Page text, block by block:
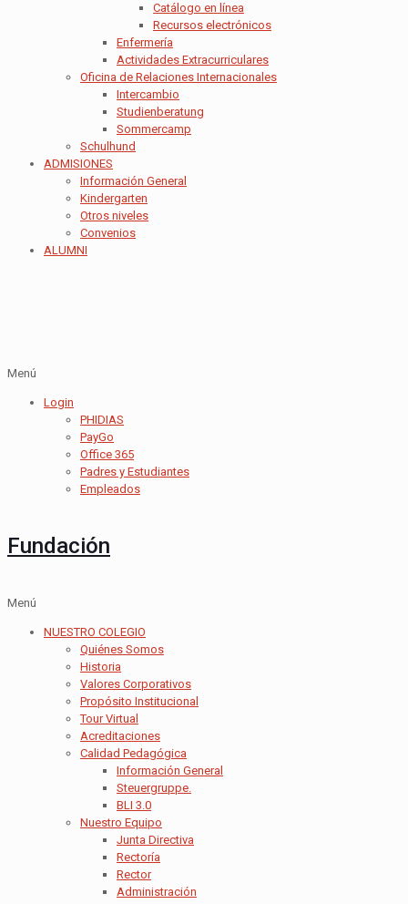
Catálogo en línea
Recursos electrónicos
Enfermería
Actividades Extracurriculares
Oficina de Relaciones Internacionales
Intercambio
Studienberatung
Sommercamp
Schulhund
ADMISIONES
Información General
Kindergarten
Otros niveles
Convenios
ALUMNI
Menú
Login
PHIDIAS
PayGo
Office 365
Padres y Estudiantes
Empleados
Fundación
Menú
NUESTRO COLEGIO
Quiénes Somos
Historia
Valores Corporativos
Propósito Institucional
Tour Virtual
Acreditaciones
Calidad Pedagógica
Información General
Steuergruppe.
BLI 3.0
Nuestro Equipo
Junta Directiva
Rectoría
Rector
Administración